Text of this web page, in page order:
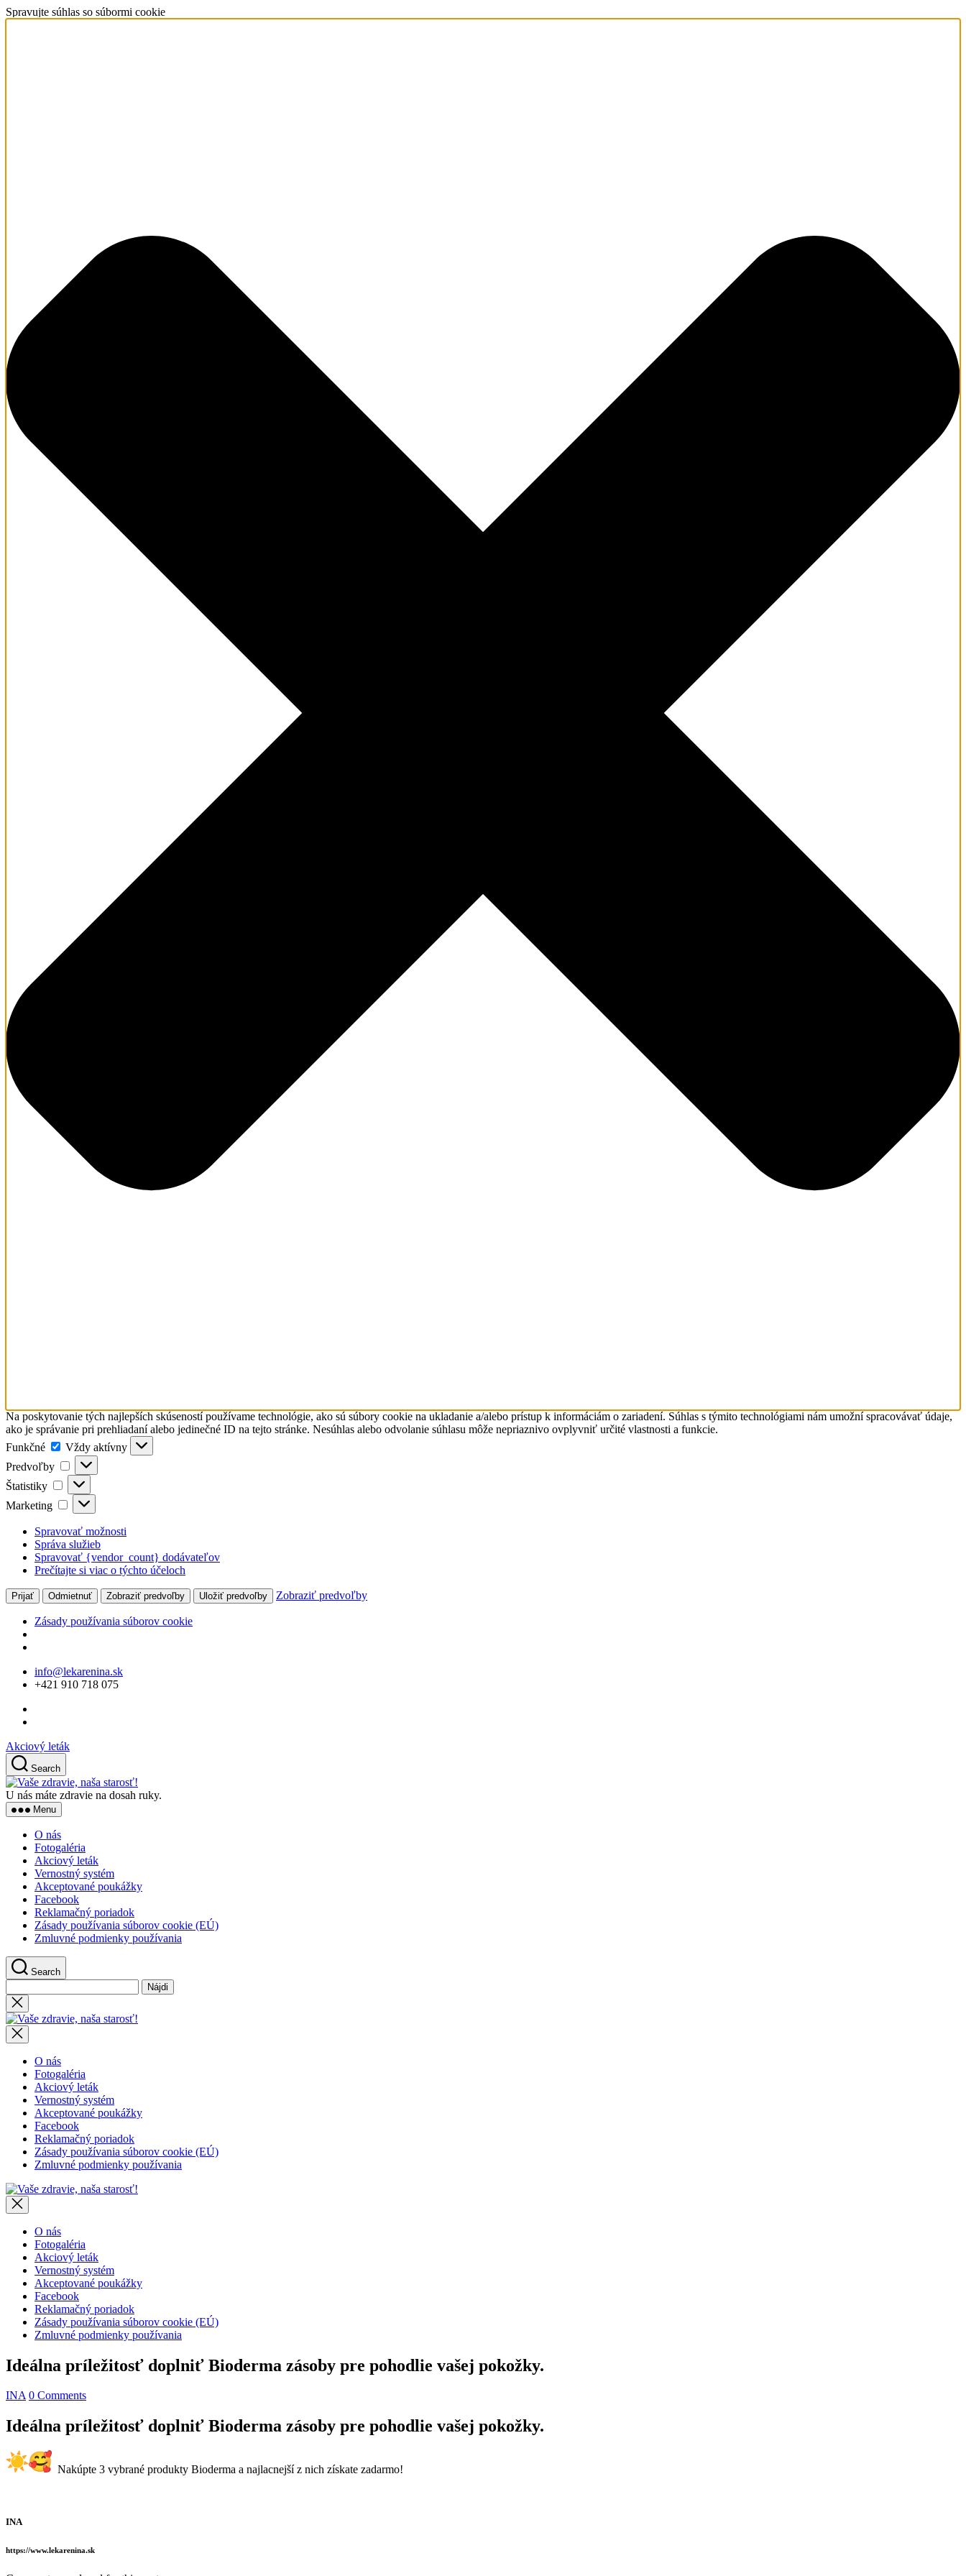
Spravujte súhlas so súbormi cookie
Na poskytovanie tých najlepších skúseností používame technológie, ako sú súbory cookie na ukladanie a/alebo prístup k informáciám o zariadení. Súhlas s týmito technológiami nám umožní spracovávať údaje,
ako je správanie pri prehliadaní alebo jedinečné ID na tejto stránke. Nesúhlas alebo odvolanie súhlasu môže nepriaznivo ovplyvniť určité vlastnosti a funkcie.
Funkčné
Funkčné
Vždy aktívny
Predvoľby
Predvoľby
Štatistiky Štatistiky
Marketing Marketing
Spravovať možnosti
Správa služieb
Spravovať {vendor_count} dodávateľov
Prečítajte si viac o týchto účeloch
Prijať Odmietnuť Zobraziť predvoľby Uložiť predvoľby Zobraziť predvoľby
Zásady používania súborov cookie
Skip
content
info@lekarenina.sk
+421 910 718 075
Akciový leták
Search
zdravie,
U nás máte zdravie na dosah ruky.
Menu
O nás
Fotogaléria
Akciový leták
Vernostný systém
Akceptované poukážky
Facebook
Reklamačný poriadok
Zásady používania súborov cookie (EÚ)
Zmluvné podmienky používania
Search
Close
search
O nás
Fotogaléria
Akciový leták
Vernostný systém
Akceptované poukážky
Facebook
Reklamačný poriadok
Zásady používania súborov cookie (EÚ)
Zmluvné podmienky používania
O nás
Fotogaléria
Akciový leták
Vernostný systém
Akceptované poukážky
Facebook
Reklamačný poriadok
Zásady používania súborov cookie (EÚ)
Zmluvné podmienky používania
Ideálna príležitosť doplniť Bioderma zásoby pre pohodlie vašej pokožky.️
INA 0 Comments
Ideálna príležitosť doplniť Bioderma zásoby pre pohodlie vašej pokožky.️
Nakúpte 3 vybrané produkty Bioderma a najlacnejší z nich získate zadarmo!
INA
https://www.lekarenina.sk